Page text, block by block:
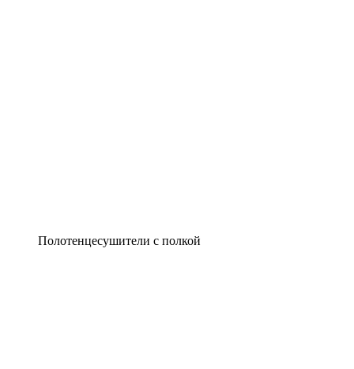
Полотенцесушители с полкой